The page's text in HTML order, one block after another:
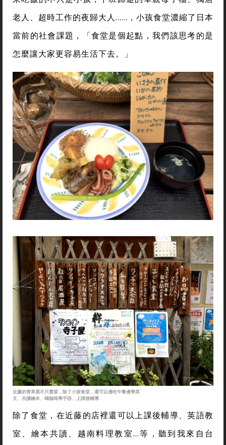
老人、超時工作的夜歸大人…… ，小孩食堂濃縮了日本
當前的社會課題，「食堂是個起點，我們該思考的是
怎麼讓大家更容易生活下去。」
近藤的青果屋不只賣菜，除了小孩食堂，還可以邊吃午餐邊學英
文、共讀繪本、喝咖啡學手語、上課後輔導...
除了食堂，在近藤的店裡還可以上課後輔導、英語教
室、繪本共讀、越南料理教室…等，聽到我來自台